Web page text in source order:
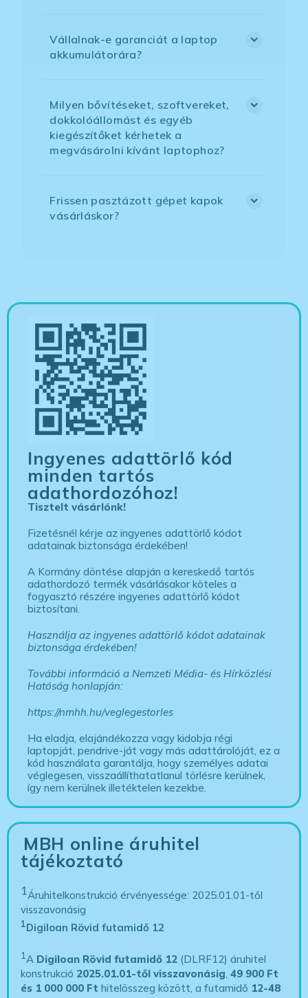
Vállalnak-e garanciát a laptop
akkumulátorára?
Milyen bővítéseket, szoftvereket,
dokkolóállomást és egyéb
kiegészítőket kérhetek a
megvásárolni kívánt laptophoz?
Frissen pasztázott gépet kapok
vásárláskor?
Ingyenes adattörlő kód
minden tartós
adathordozóhoz!
Tisztelt vásárlónk!
Fizetésnél kérje az ingyenes adattörlő kódot
adatainak biztonsága érdekében!
A Kormány döntése alapján a kereskedő tartós
adathordozó termék vásárlásakor köteles a
fogyasztó részére ingyenes adattörlő kódot
biztosítani.
Használja az ingyenes adattörlő kódot adatainak
biztonsága érdekében!
További információ a Nemzeti Média- és Hírközlési
Hatóság honlapján:
https://nmhh.hu/veglegestorles
Ha eladja, elajándékozza vagy kidobja régi
laptopját, pendrive-ját vagy más adattárolóját, ez a
kód használata garantálja, hogy személyes adatai
véglegesen, visszaállíthatatlanul törlésre kerülnek,
így nem kerülnek illetéktelen kezekbe.
MBH online áruhitel
tájékoztató
1Áruhitelkonstrukció érvényessége: 2025.01.01-től
visszavonásig
1Digiloan Rövid futamidő 12
1A Digiloan Rövid futamidő 12 (DLRF12) áruhitel
konstrukció 2025.01.01-től visszavonásig,49 900 Ft
és 1 000 000 Ft hitelösszeg között, a futamidő 12-48